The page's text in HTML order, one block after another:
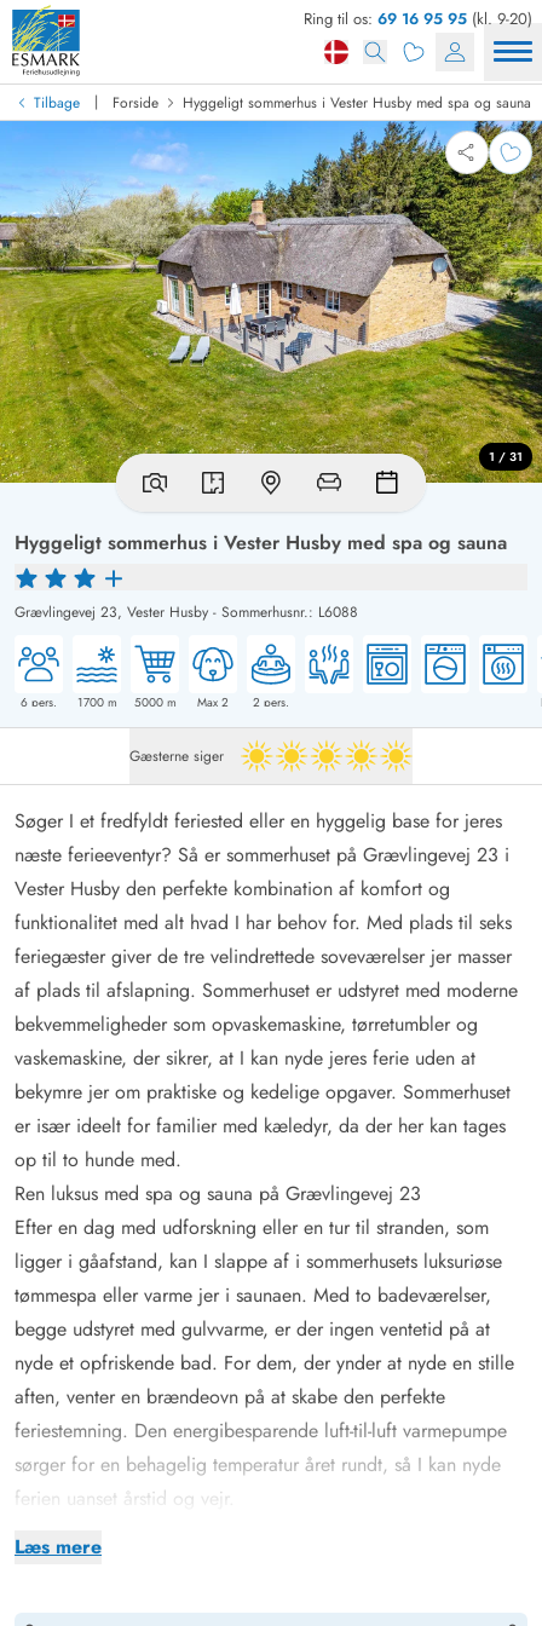
Ring til os: 69 16 95 95 (kl. 9-20)
Tilbage | Forside Hyggeligt sommerhus i Vester Husby med spa og sauna
Hyggeligt sommerhus i Vester Husby med spa og sauna
Grævlingevej 23, Vester Husby - Sommerhusnr.: L6088
6 pers. 1700m 5000m Max 2 2 pers.
1 / 31
Gæsterne siger 5 ud af 5
Læs mere
Søger I et fredfyldt feriested eller en hyggelig base for jeres
næste ferieeventyr? Så er sommerhuset på Grævlingevej 23 i
Vester Husby den perfekte kombination af komfort og
funktionalitet med alt hvad I har behov for. Med plads til seks
feriegæster giver de tre velindrettede soveværelser jer masser
af plads til afslapning. Sommerhuset er udstyret med moderne
bekvemmeligheder som opvaskemaskine, tørretumbler og
vaskemaskine, der sikrer, at I kan nyde jeres ferie uden at
bekymre jer om praktiske og kedelige opgaver. Sommerhuset
er især ideelt for familier med kæledyr, da der her kan tages
op til to hunde med.
Ren luksus med spa og sauna på Grævlingevej 23
Efter en dag med udforskning eller en tur til stranden, som
ligger i gåafstand, kan I slappe af i sommerhusets luksuriøse
tømmespa eller varme jer i saunaen. Med to badeværelser,
begge udstyret med gulvvarme, er der ingen ventetid på at
nyde et opfriskende bad. For dem, der ynder at nyde en stille
aften, venter en brændeovn på at skabe den perfekte
feriestemning. Den energibesparende luft-til-luft varmepumpe
sørger for en behagelig temperatur året rundt, så I kan nyde
ferien uanset årstid og vejr.
Børn og udendørsaktiviteter